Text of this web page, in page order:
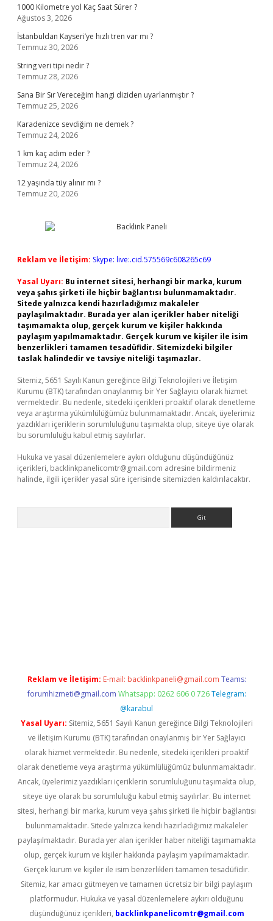
1000 Kilometre yol Kaç Saat Sürer ?
Ağustos 3, 2026
İstanbuldan Kayseri’ye hızlı tren var mı ?
Temmuz 30, 2026
String veri tipi nedir ?
Temmuz 28, 2026
Sana Bir Sır Vereceğim hangi diziden uyarlanmıştır ?
Temmuz 25, 2026
Karadenizce sevdiğim ne demek ?
Temmuz 24, 2026
1 km kaç adım eder ?
Temmuz 24, 2026
12 yaşında tüy alınır mı ?
Temmuz 20, 2026
Reklam ve İletişim: Skype: live:.cid.575569c608265c69
Yasal Uyarı: Bu internet sitesi, herhangi bir marka, kurum
veya şahıs şirketi ile hiçbir bağlantısı bulunmamaktadır.
Sitede yalnızca kendi hazırladığımız makaleler
paylaşılmaktadır. Burada yer alan içerikler haber niteliği
taşımamakta olup, gerçek kurum ve kişiler hakkında
paylaşım yapılmamaktadır. Gerçek kurum ve kişiler ile isim
benzerlikleri tamamen tesadüfidir. Sitemizdeki bilgiler
taslak halindedir ve tavsiye niteliği taşımazlar.
Sitemiz, 5651 Sayılı Kanun gereğince Bilgi Teknolojileri ve İletişim
Kurumu (BTK) tarafından onaylanmış bir Yer Sağlayıcı olarak hizmet
vermektedir. Bu nedenle, sitedeki içerikleri proaktif olarak denetleme
veya araştırma yükümlülüğümüz bulunmamaktadır. Ancak, üyelerimiz
yazdıkları içeriklerin sorumluluğunu taşımakta olup, siteye üye olarak
bu sorumluluğu kabul etmiş sayılırlar.
Hukuka ve yasal düzenlemelere aykırı olduğunu düşündüğünüz
içerikleri, backlinkpanelicomtr@gmail.com adresine bildirmeniz
halinde, ilgili içerikler yasal süre içerisinde sitemizden kaldırılacaktır.
Reklam ve İletişim: E-mail: backlinkpaneli@gmail.com Teams:
forumhizmeti@gmail.com Whatsapp: 0262 606 0 726 Telegram:
@karabul
Yasal Uyarı: Sitemiz, 5651 Sayılı Kanun gereğince Bilgi Teknolojileri
ve İletişim Kurumu (BTK) tarafından onaylanmış bir Yer Sağlayıcı
olarak hizmet vermektedir. Bu nedenle, sitedeki içerikleri proaktif
olarak denetleme veya araştırma yükümlülüğümüz bulunmamaktadır.
Ancak, üyelerimiz yazdıkları içeriklerin sorumluluğunu taşımakta olup,
siteye üye olarak bu sorumluluğu kabul etmiş sayılırlar. Bu internet
sitesi, herhangi bir marka, kurum veya şahıs şirketi ile hiçbir bağlantısı
bulunmamaktadır. Sitede yalnızca kendi hazırladığımız makaleler
paylaşılmaktadır. Burada yer alan içerikler haber niteliği taşımamakta
olup, gerçek kurum ve kişiler hakkında paylaşım yapılmamaktadır.
Gerçek kurum ve kişiler ile isim benzerlikleri tamamen tesadüfidir.
Sitemiz, kar amacı gütmeyen ve tamamen ücretsiz bir bilgi paylaşım
platformudur. Hukuka ve yasal düzenlemelere aykırı olduğunu
düşündüğünüz içerikleri, backlinkpanelicomtr@gmail.com